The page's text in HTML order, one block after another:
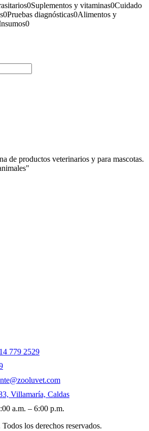
0Suplementos y vitaminas0Cuidado
0Pruebas diagnósticas0Alimentos y
0
de productos veterinarios y para mascotas.
779 2529
Villamaría, Caldas
a.m. – 6:00 p.m.
los derechos reservados.